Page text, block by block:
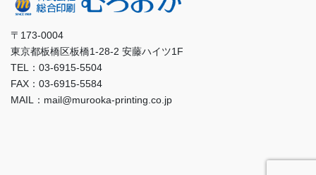
〒173-0004
東京都板橋区板橋1-28-2 安藤ハイツ1F
TEL：03-6915-5504
FAX：03-6915-5584
MAIL：mail@murooka-printing.co.jp